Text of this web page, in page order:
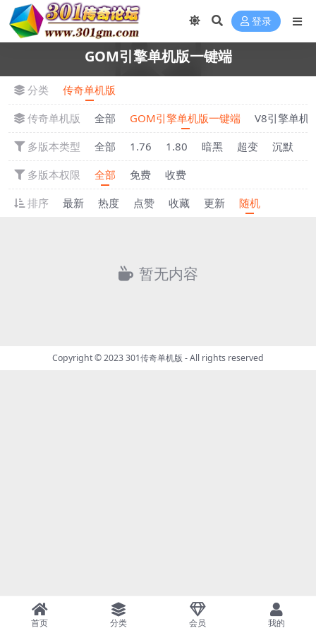
登录
GOM引擎单机版一键端
分类
传奇单机版
传奇单机版
全部 GOM引擎单机版一键端
V8引擎单机
多版本类型
全部 1.76 1.80 暗黑 超变 沉默
多版本权限
全部 免费
收费
排序
最新 热度 点赞 收藏 更新 随机
暂无内容
Copyright © 2023301传奇单机版 - All rights reserved
首页 分类 会员 我的